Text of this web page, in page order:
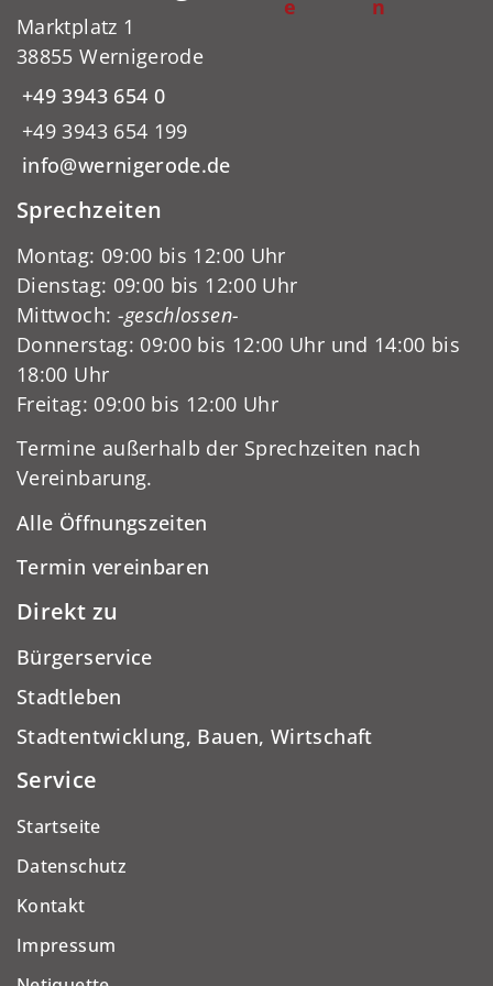
e
n
Marktplatz 1
38855 Wernigerode
+49 3943 654 0
+49 3943 654 199
info@wernigerode.de
Sprechzeiten
Montag: 09:00 bis 12:00 Uhr
Dienstag: 09:00 bis 12:00 Uhr
Mittwoch: -geschlossen-
Donnerstag: 09:00 bis 12:00 Uhr und 14:00 bis
18:00 Uhr
Freitag: 09:00 bis 12:00 Uhr
Termine außerhalb der Sprechzeiten nach
Vereinbarung.
Alle Öffnungszeiten
Termin vereinbaren
Direkt zu
Bürgerservice
Stadtleben
Stadtentwicklung, Bauen, Wirtschaft
Service
Startseite
Datenschutz
Kontakt
Impressum